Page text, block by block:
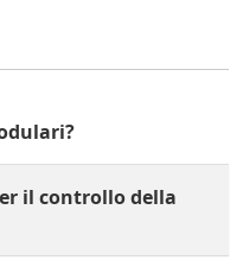
il controllo della